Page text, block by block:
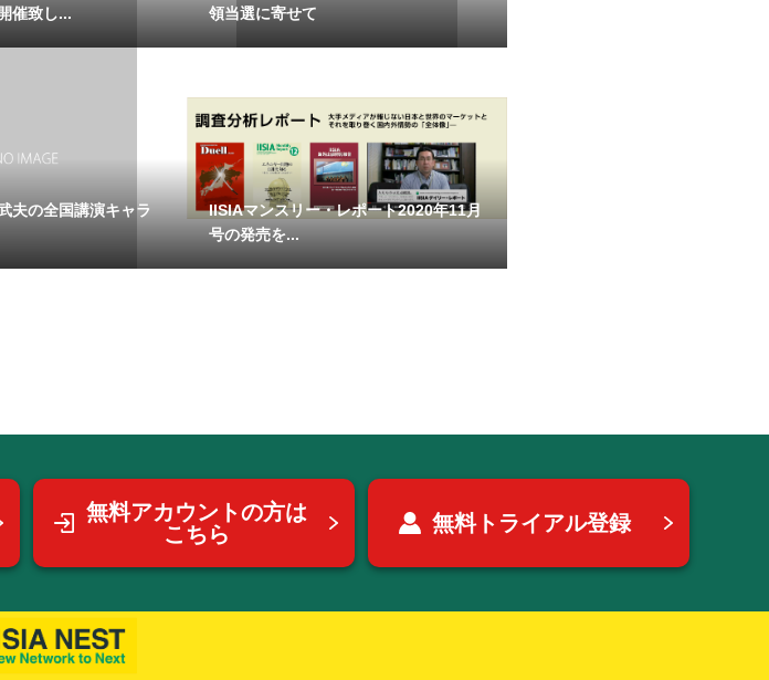
催致し...
領当選に寄せて
夫の全国講演キャラ
IISIAマンスリー・レポート2020年11月
号の発売を...
無料アカウントの方は
こちら
無料トライアル登録